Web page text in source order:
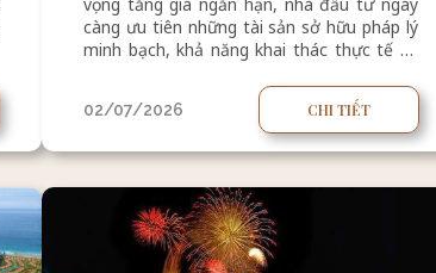
càng ưu tiên những tài sản sở hữu pháp lý
minh bạch, khả năng khai thác thực tế và
các sản phẩm sở hữu lâu dài tại khu vực
trung tâm thành phố như Hue Legacy
Residence đang thu hút sự quan tâm của
thị trường.
02/07/2026 CHI TIẾT